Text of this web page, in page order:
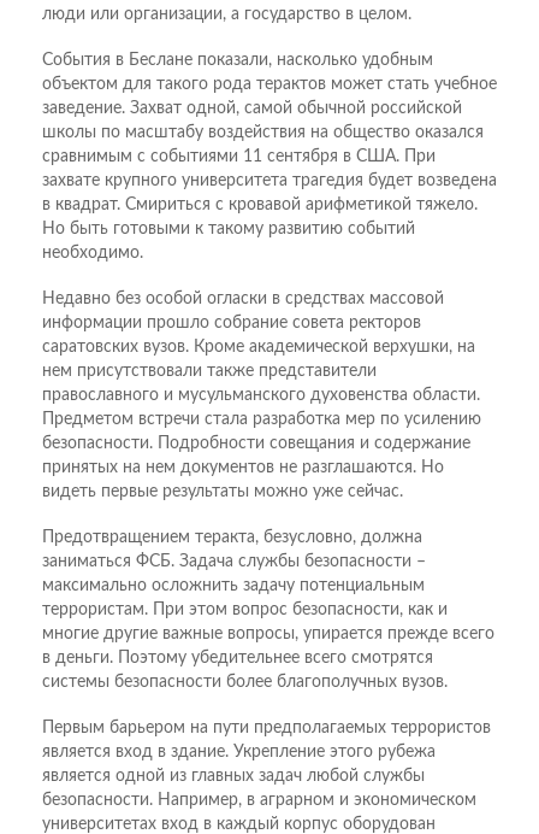
люди или организации, а государство в целом.
События в Беслане показали, насколько удобным
объектом для такого рода терактов может стать учебное
заведение. Захват одной, самой обычной российской
школы по масштабу воздействия на общество оказался
сравнимым с событиями 11 сентября в США. При
захвате крупного университета трагедия будет возведена
в квадрат. Смириться с кровавой арифметикой тяжело.
Но быть готовыми к такому развитию событий
необходимо.
Недавно без особой огласки в средствах массовой
информации прошло собрание совета ректоров
саратовских вузов. Кроме академической верхушки, на
нем присутствовали также представители
православного и мусульманского духовенства области.
Предметом встречи стала разработка мер по усилению
безопасности. Подробности совещания и содержание
принятых на нем документов не разглашаются. Но
видеть первые результаты можно уже сейчас.
Предотвращением теракта, безусловно, должна
заниматься ФСБ. Задача службы безопасности –
максимально осложнить задачу потенциальным
террористам. При этом вопрос безопасности, как и
многие другие важные вопросы, упирается прежде всего
в деньги. Поэтому убедительнее всего смотрятся
системы безопасности более благополучных вузов.
Первым барьером на пути предполагаемых террористов
является вход в здание. Укрепление этого рубежа
является одной из главных задач любой службы
безопасности. Например, в аграрном и экономическом
университетах вход в каждый корпус оборудован